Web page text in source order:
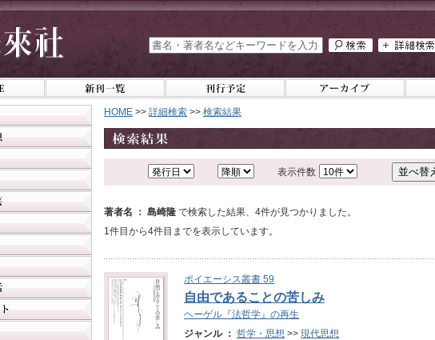
HOME >> 詳細検索 >> 検索結果
表示件数
著者名 ： 島崎隆 で検索した結果、4件が見つかりました。
1件目から4件目までを表示しています。
ポイエーシス叢書 59
自由であることの苦しみ
ヘーゲル『法哲学』の再生
ジャンル ： 哲学・思想 >> 現代思想